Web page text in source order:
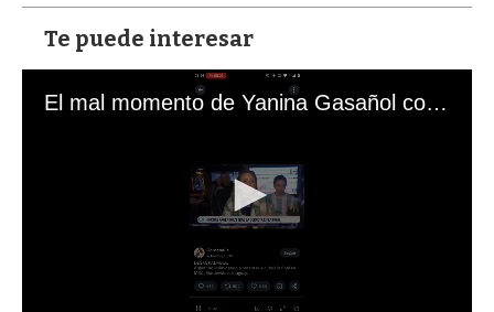
Te puede interesar
El mal momento de Yanina Gasañol con un hincha argentino en "Subrayado"